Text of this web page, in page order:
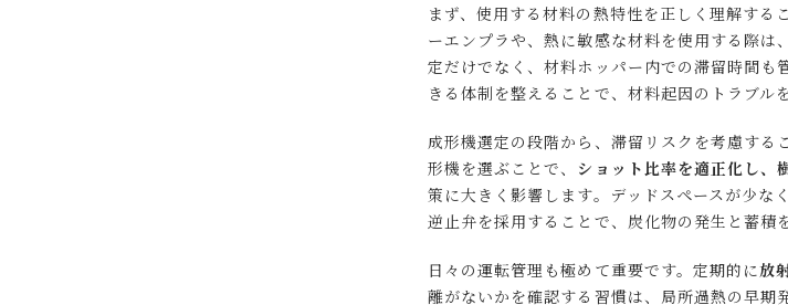
まず、使用する材料の熱特性を正しく理解す
ーエンプラや、熱に敏感な材料を使用する際は
定だけでなく、材料ホッパー内での滞留時間も
きる体制を整えることで、材料起因のトラブル
成形機選定の段階から、滞留リスクを考慮する
形機を選ぶことで、 ショット比率を適正化し、
策に大きく影響します。デッドスペースが少な
逆止弁を採用することで、炭化物の発生と蓄積
日々の運転管理も極めて重要です。定期的に放
離がないかを確認する習慣は、局所過熱の早期